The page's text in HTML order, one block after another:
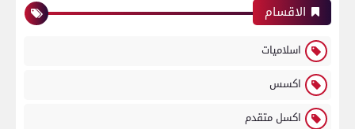
الاقسام
اسلاميات
اكسس
اكسل متقدم